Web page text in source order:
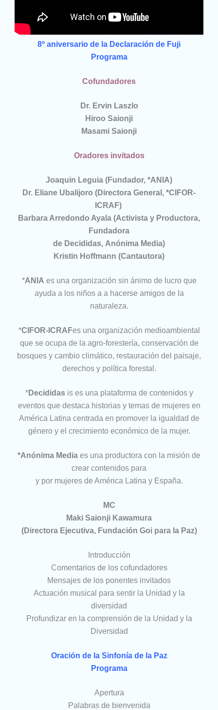
8º aniversario de la Declaración de Fuji
Programa
Cofundadores
Dr. Ervin Laszlo
Hiroo Saionji
Masami Saionji
Oradores invitados
Joaquin Leguia (Fundador, *ANIA)
Dr. Eliane Ubalijoro (Directora General, *CIFOR-
ICRAF)
Barbara Arredondo Ayala (Activista y Productora,
Fundadora
de Decididas, Anónima Media)
Kristin Hoffmann (Cantautora)
*ANIA es una organización sin ánimo de lucro que
ayuda a los niños a a hacerse amigos de la
naturaleza.
*CIFOR-ICRAFes una organización medioambiental
que se ocupa de la agro-forestería, conservación de
bosques y cambio climático, restauración del paisaje,
derechos y política forestal.
*Decididasis es una plataforma de contenidos y
eventos que destaca historias y temas de mujeres en
América Latina centrada en promover la igualdad de
género y el crecimiento económico de la mujer.
*Anónima Media es una productora con la misión de
crear contenidos para
y por mujeres de América Latina y España.
MC
Maki Saionji Kawamura
(Directora Ejecutiva, Fundación Goi para la Paz)
Introducción
Comentarios de los cofundadores
Mensajes de los ponentes invitados
Actuación musical para sentir la Unidad y la
diversidad
Profundizar en la comprensión de la Unidad y la
Diversidad
Oración de la Sinfonía de la Paz
Programa
Apertura
Palabras de bienvenida